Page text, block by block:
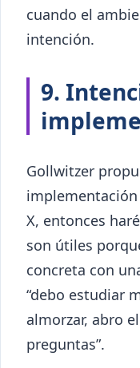
cuando el
intención.
9.
Gollwitzer
X, entonces
son útiles
concreta con
“debo estudiar
almorzar, abro
preguntas”.